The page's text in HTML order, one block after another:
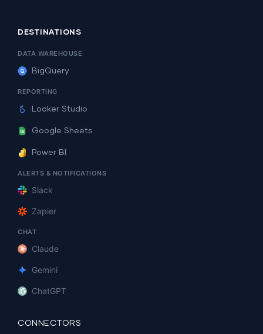
DESTINATIONS
DATA WAREHOUSE
BigQuery
REPORTING
Looker Studio
Google Sheets
Power BI
ALERTS & NOTIFICATIONS
Slack
Zapier
CHAT
Claude
Gemini
ChatGPT
CONNECTORS